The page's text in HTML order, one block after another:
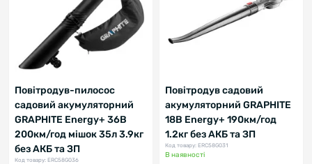
Повітродув-пилосос
садовий акумуляторний
GRAPHITE Energy+ 36В
200км/год мішок 35л 3.9кг
без АКБ та ЗП
Код товару: ERC58G036
Повітродув садовий
акумуляторний GRAPHITE
18В Energy+ 190км/год
1.2кг без АКБ та ЗП
Код товару: ERC58G031
В наявності